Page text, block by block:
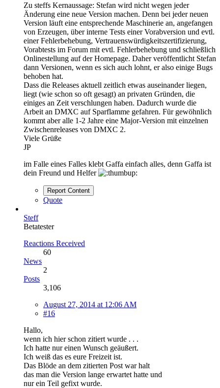
Zu steffs Kernaussage: Stefan wird nicht wegen jeder
Änderung eine neue Version machen. Denn bei jeder neuen
Version läuft eine entsprechende Maschinerie an, angefangen
von Erzeugen, über interne Tests einer Vorabversion und evtl.
einer Fehlerbehebung, Vertrauenswürdigkeitszertifizierung,
Vorabtests im Forum mit evtl. Fehlerbehebung und schließlich
Onlinestellung auf der Homepage. Daher veröffentlicht Stefan
dann Versionen, wenn es sich auch lohnt, er also einige Bugs
behoben hat.
Dass die Releases aktuell zeitlich etwas auseinander liegen,
liegt (wie schon so oft gesagt) an privaten Gründen, die
einiges an Zeit verschlungen haben. Dadurch wurde die
Arbeit an DMXC auf Sparflamme gefahren. Für gewöhnlich
kommt aber alle 1-2 Jahre eine Major-Version mit einzelnen
Zwischenreleases von DMXC 2.
Viele Grüße
JP
im Falle eines Falles klebt Gaffa einfach alles, denn Gaffa ist
dein Freund und Helfer
Report Content
Quote
Steff
Betatester
Reactions Received
60
News
2
Posts
3,106
August 27, 2014 at 12:06 AM
#16
Hallo,
wenn ich hier schon zitiert wurde . . .
Ich hatte nur einen Wunsch geäußert.
Ich weiß das es eure Freizeit ist.
Das Blöde an dem zitierten Post war halt
das man die Version lange erwartet hatte und
nur ein Teil gefixt wurde.